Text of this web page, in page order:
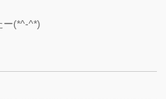
ー(*^-^*)